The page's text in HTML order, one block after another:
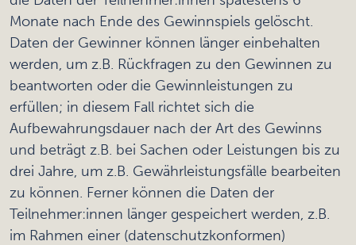
Monate nach Ende des Gewinnspiels gelöscht.
Daten der Gewinner können länger einbehalten
werden, um z.B. Rückfragen zu den Gewinnen zu
beantworten oder die Gewinnleistungen zu
erfüllen; in diesem Fall richtet sich die
Aufbewahrungsdauer nach der Art des Gewinns
und beträgt z.B. bei Sachen oder Leistungen bis zu
drei Jahre, um z.B. Gewährleistungsfälle bearbeiten
zu können. Ferner können die Daten der
Teilnehmer:innen länger gespeichert werden, z.B.
im Rahmen einer (datenschutzkonformen)